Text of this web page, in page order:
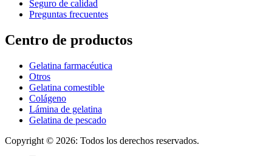
Seguro de calidad
Preguntas frecuentes
Centro de productos
Gelatina farmacéutica
Otros
Gelatina comestible
Colágeno
Lámina de gelatina
Gelatina de pescado
Copyright © 2026: Todos los derechos reservados.